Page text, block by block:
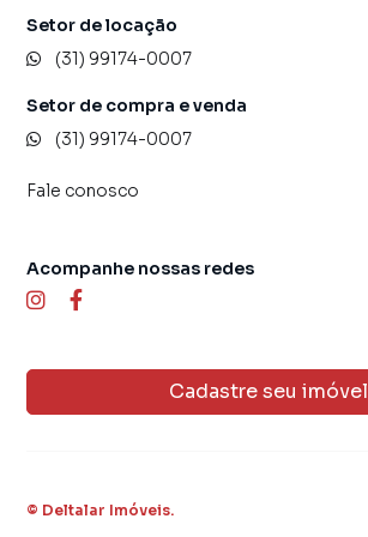
Setor de locação
(31) 99174-0007
Setor de compra e venda
(31) 99174-0007
Fale conosco
Cadastre seu imóvel
Acompanhe nossas redes
© Deltalar Imóveis.